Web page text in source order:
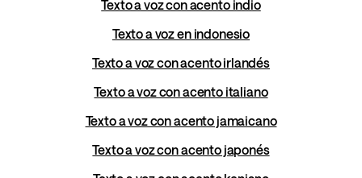
Texto a voz con acento indio
Texto a voz en indonesio
Texto a voz con acento irlandés
Texto a voz con acento italiano
Texto a voz con acento jamaicano
Texto a voz con acento japonés